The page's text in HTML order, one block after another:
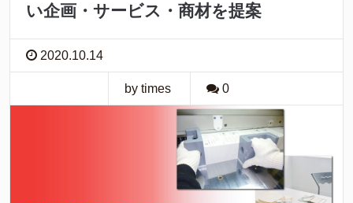
い企画・サービス・商材を提案
2020.10.14
by times 0